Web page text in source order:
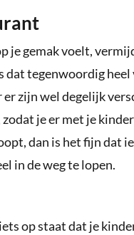
je gemak voelt,
tegenwoordig heel
er zijn wel degelijk
je er met je
dan is het fijn dat
in de weg te lopen.
op staat dat je